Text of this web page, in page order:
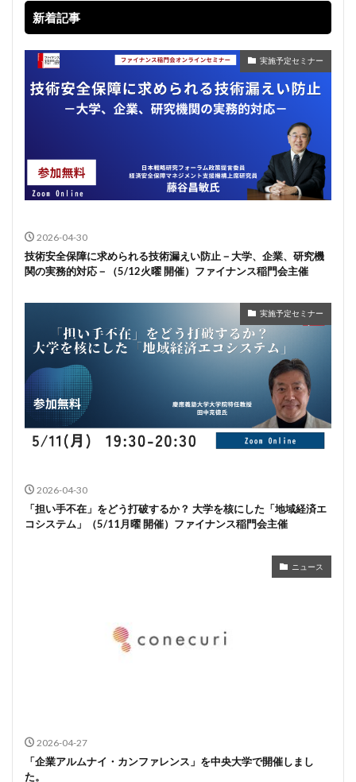
新着記事
実施予定セミナー
2026-04-30
技術安全保障に求められる技術漏えい防止－大学、企業、研究機
関の実務的対応－（5/12火曜 開催）ファイナンス稲門会主催
実施予定セミナー
2026-04-30
「担い手不在」をどう打破するか？ 大学を核にした「地域経済エ
コシステム」（5/11月曜 開催）ファイナンス稲門会主催
ニュース
2026-04-27
「企業アルムナイ・カンファレンス」を中央大学で開催しまし
た。